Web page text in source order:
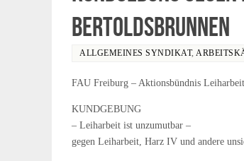
Bertoldsbrunnen
ALLGEMEINES SYNDIKAT,
FAU Freiburg – Aktionsbündnis
KUNDGEBUNG
– Leiharbeit ist unzumutbar –
gegen Leiharbeit, Harz IV und andere